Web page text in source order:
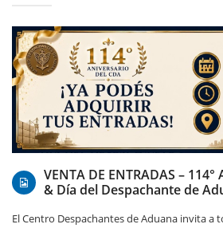
07/08/2026
VENTA DE ENTRADAS –
& Día del Despachante de
El Centro Despachantes de Aduana invita a